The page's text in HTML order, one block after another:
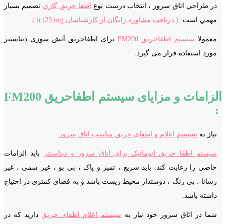
در طراحي اتاق سرور ، انتخاب درست نوع اطفا حریق گازي تصميم بسیار
مهمي است. ( دریافت مشاوره رایگان از کارشناسان ir125.org )
معمولا سیستم اطفاحریق FM200
برای اطفاحریق آتش سوزی دیتاسنتر
مورد استفاده قرار می گیرد.
الزامات و مزایای سیستم اطفاحریق FM200
:
نیاز به سیستم اعلام و اطفای حریق مناسب اتاق سرور
سیستم اطفا حریق اتوماتیک برای اتاق سرور و دیتاسنتر
باید الزامات
خاصی را رعایت کند. باید سریع ، تمیز و پاک ، بی بو ، غیر سمی ، غیر
رسانا ، بی رنگ ، دوستدار محیط زیست باشد و به فضای کمتری در احتیاج
داشته باشد.
شما در اتاق سرور خود نیاز به سیستم اعلام اطفای حریق دارید که در